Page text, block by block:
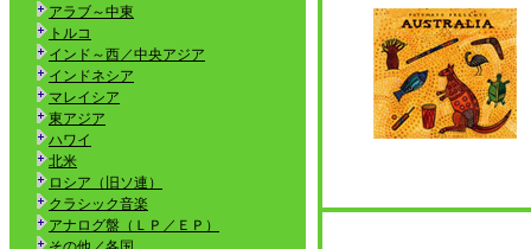
アラブ～中東
トルコ
インド～西／中央アジア
インドネシア
マレイシア
東アジア
ハワイ
北米
ロシア（旧ソ連）
クラシック音楽
アナログ盤（ＬＰ／ＥＰ）